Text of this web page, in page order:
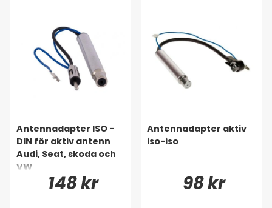
Antennadapter ISO -
DIN för aktiv antenn
Audi, Seat, skoda och
VW
148 kr
Antennadapter aktiv
iso-iso
98 kr